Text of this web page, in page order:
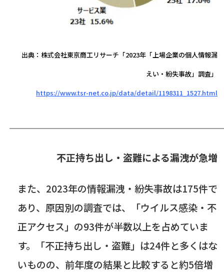
出典：株式会社東京商工リサーチ「2023年「上場企業の個人情報漏
えい・紛失事故」調査」
https://www.tsr-net.co.jp/data/detail/1198311_1527.html
不正持ち出し・盗難による漏洩が急増
また、 2023年の情報漏洩・紛失事故は175件で
あり、原因別の調査では、「ウイルス感染・不
正アクセス」の93件が半数以上を占めていま
す。「不正持ち出し・盗難」は24件と多くはな
いものの、前年度の結果と比較すると約5倍増